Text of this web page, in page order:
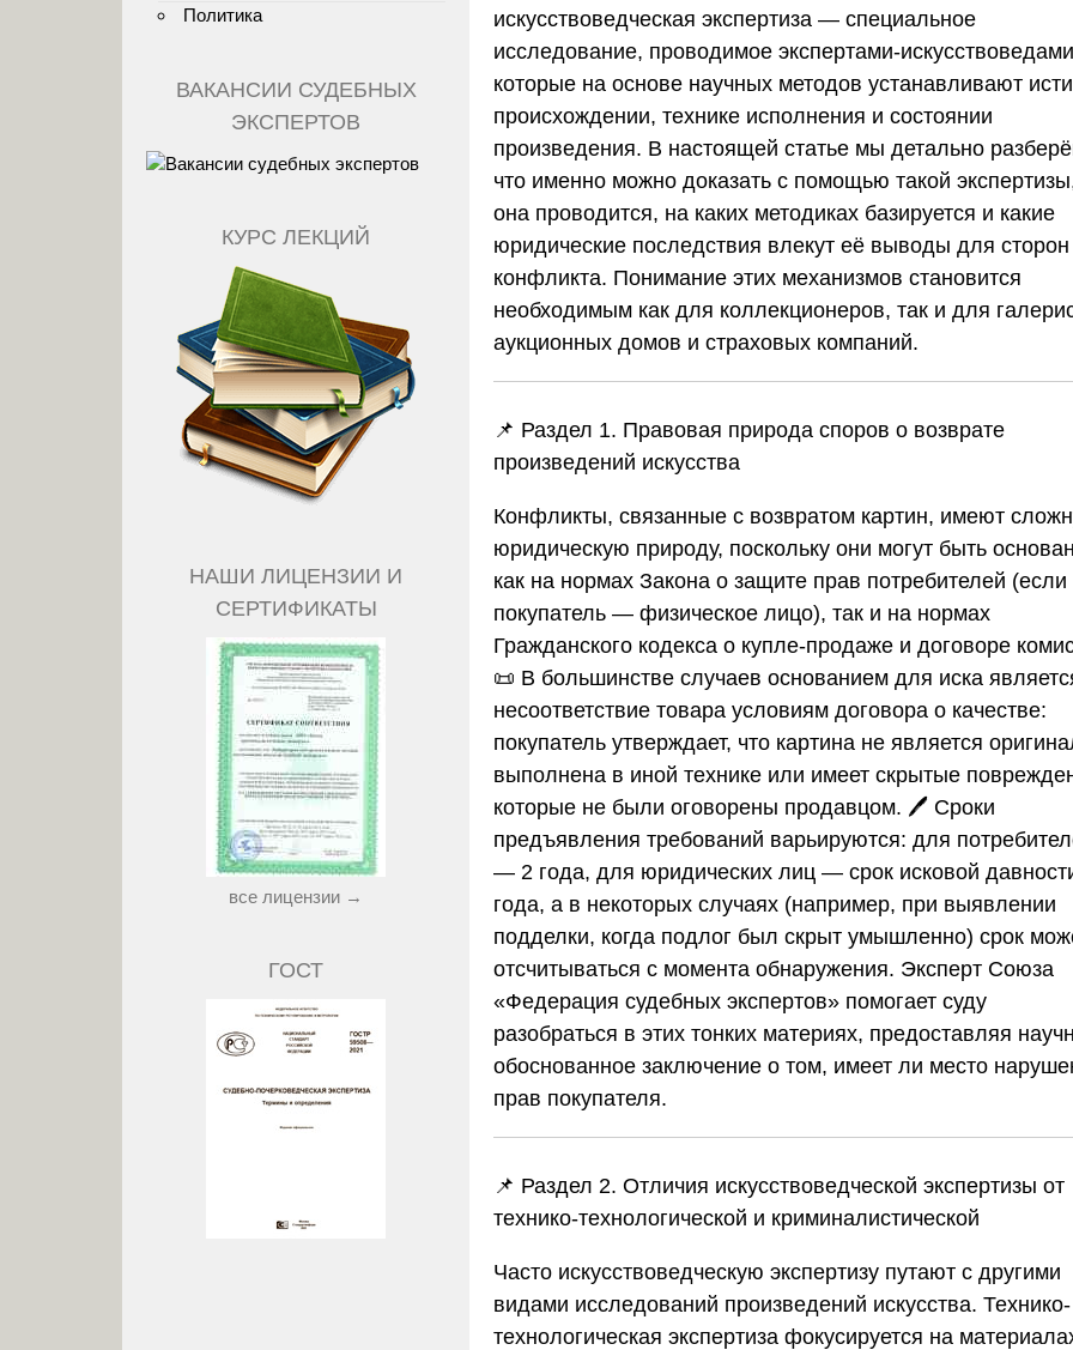
искусствоведческая экспертиза — специальное
исследование, проводимое экспертами-
которые на основе научных методов устанавливают
происхождении, технике исполнения и состоянии
произведения. В настоящей статье мы детально
что именно можно доказать с помощью такой
она проводится, на каких методиках базируется и какие
юридические последствия влекут её выводы для сторон
конфликта. Понимание этих механизмов становится
необходимым как для коллекционеров, так и для
аукционных домов и страховых компаний.
📌 Раздел 1. Правовая природа споров о возврате
произведений искусства
Конфликты, связанные с возвратом картин, имеют
юридическую природу, поскольку они могут быть
как на нормах Закона о защите прав потребителей (если
покупатель — физическое лицо), так и на нормах
Гражданского кодекса о купле-продаже и договоре
📜 В большинстве случаев основанием для иска
несоответствие товара условиям договора о качестве:
покупатель утверждает, что картина не является
выполнена в иной технике или имеет скрытые
которые не были оговорены продавцом. 🖊️ Сроки
предъявления требований варьируются: для
— 2 года, для юридических лиц — срок исковой
года, а в некоторых случаях (например, при выявлении
подделки, когда подлог был скрыт умышленно) срок
отсчитываться с момента обнаружения. Эксперт Союза
«Федерация судебных экспертов» помогает суду
разобраться в этих тонких материях, предоставляя
обоснованное заключение о том, имеет ли место
прав покупателя.
📌 Раздел 2. Отличия искусствоведческой экспертизы от
технико-технологической и криминалистической
Часто искусствоведческую экспертизу путают с другими
видами исследований произведений искусства. Технико-
технологическая экспертиза фокусируется на
Политика
ВАКАНСИИ СУДЕБНЫХ
ЭКСПЕРТОВ
КУРС ЛЕКЦИЙ
НАШИ ЛИЦЕНЗИИ И
СЕРТИФИКАТЫ
все лицензии →
ГОСТ